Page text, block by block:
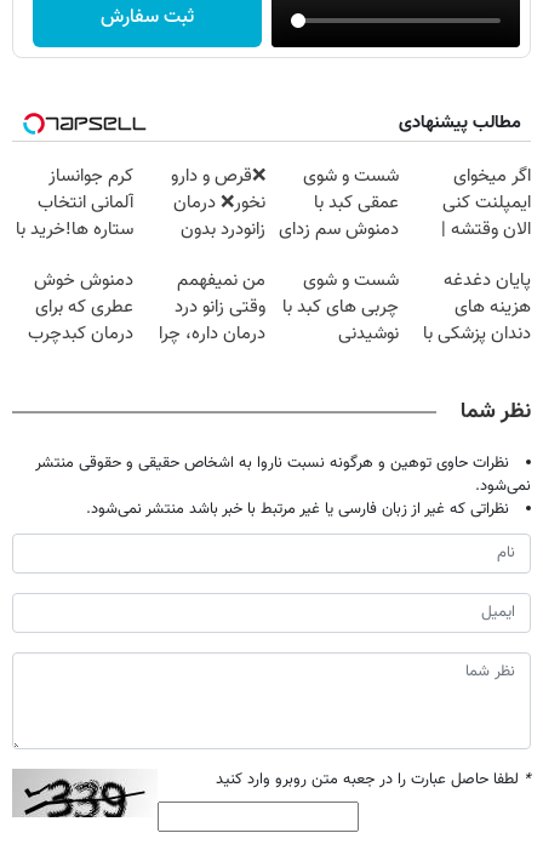
ثبت سفارش
مطالب پیشنهادی
اگر میخوای
ایمپلنت کنی
الان وقتشه |
میلیون تومان!!!
شست و شوی
عمقی کبد با
دمنوش سم زدای
❌قرص‌ و دارو
نخور❌ درمان
زانودرد بدون
کرم جوانساز
آلمانی انتخاب
ستاره ها!خرید با
پایان دغدغه
هزینه های
دندان پزشکی با
شست و شوی
چربی های کبد با
نوشیدنی
من نمیفهمم
وقتی زانو درد
درمان داره، چرا
دمنوش خوش
عطری که برای
درمان کبدچرب
نظر شما
نظرات حاوی توهین و هرگونه نسبت ناروا به اشخاص حقیقی و حقوقی منتشر
نمی‌شود.
نظراتی که غیر از زبان فارسی یا غیر مرتبط با خبر باشد منتشر نمی‌شود.
* لطفا حاصل عبارت را در جعبه متن روبرو وارد کنید